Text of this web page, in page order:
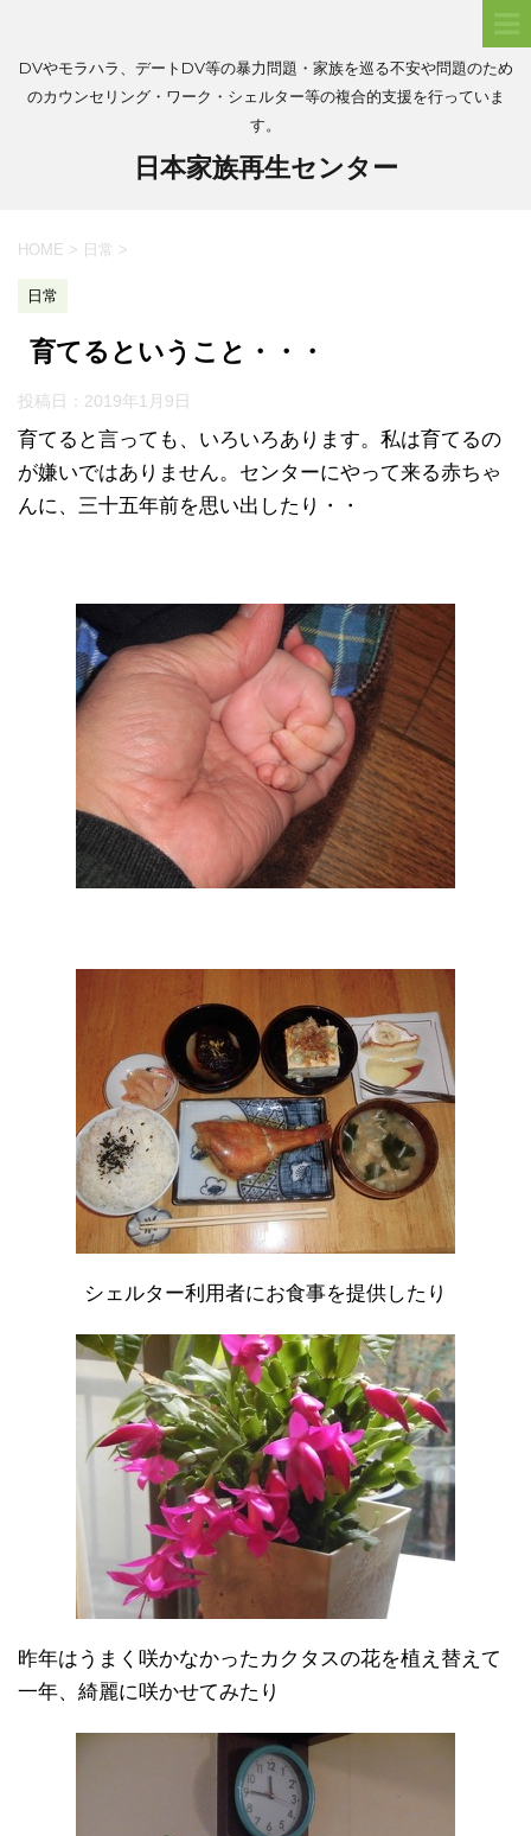
DVやモラハラ、デートDV等の暴力問題・家族を巡る不安や問題のため
のカウンセリング・ワーク・シェルター等の複合的支援を行っていま
す。
日本家族再生センター
HOME > 日常 >
日常
育てるということ・・・
投稿日： 2019年1月9日
育てると言っても、いろいろあります。私は育てるの
が嫌いではありません。センターにやって来る赤ちゃ
んに、三十五年前を思い出したり・・
シェルター利用者にお食事を提供したり
昨年はうまく咲かなかったカクタスの花を植え替えて
一年、綺麗に咲かせてみたり